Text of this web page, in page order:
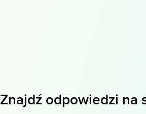
Znajdź odpowiedzi na